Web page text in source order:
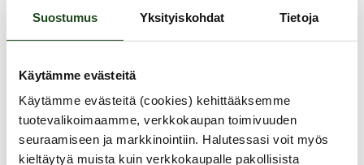
Suostumus Yksityiskohdat Tietoja
Käytämme evästeitä
Käytämme evästeitä (cookies) kehittääksemme
tuotevalikoimaamme, verkkokaupan toimivuuden
seuraamiseen ja markkinointiin. Halutessasi voit myös
kieltäytyä muista kuin verkkokaupalle pakollisista
hartsikondomi sinulle, joka
luonnollisen tuntuman ilman
suhteen. Vain 0,01 mm ohut
kondomi tuntuu
huomaamattomalta, mutta
tarjoaa silti luotettavaa suojaa
raskaudelta ja seksitaudeilta.
9.99 €
kondomi on loistava erityisesti
pitkään kestävissä
17.99 €